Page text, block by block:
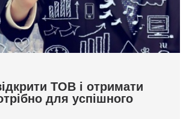
ТОВ і отримати
для успішного